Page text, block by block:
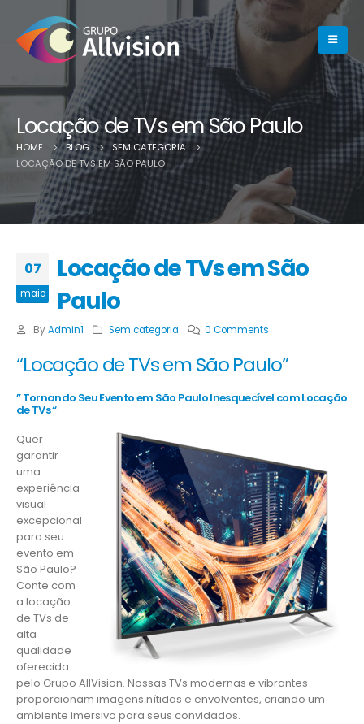
Locação de TVs em São Paulo
HOME BLOG
SEM CATEGORIA
LOCAÇÃO DE TVS EM SÃO PAULO
07
maio
Locação de TVs em São
Paulo
By Admin1 Sem categoria 0 Comments
“Locação de TVs em São Paulo”
” Tornando Seu Evento em São Paulo Inesquecível com Locação
de TVs “
Quer
garantir
uma
experiência
visual
excepcional
para seu
evento em
São Paulo?
Conte com
a locação
de TVs de
alta
qualidade
oferecida
pelo Grupo AllVision. Nossas TVs modernas e vibrantes
proporcionam imagens nítidas e envolventes, criando um
ambiente imersivo para seus convidados.